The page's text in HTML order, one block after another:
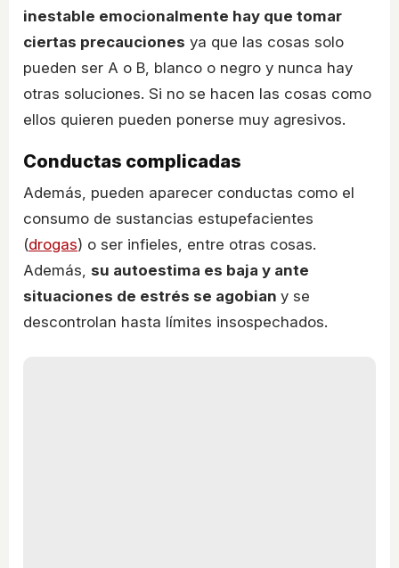
inestable emocionalmente hay que tomar
ciertas precauciones ya que las cosas solo
pueden ser A o B, blanco o negro y nunca hay
otras soluciones. Si no se hacen las cosas como
ellos quieren pueden ponerse muy agresivos.
Conductas complicadas
Además, pueden aparecer conductas como el
consumo de sustancias estupefacientes
(drogas) o ser infieles, entre otras cosas.
Además, su autoestima es baja y ante
situaciones de estrés se agobian y se
descontrolan hasta límites insospechados.